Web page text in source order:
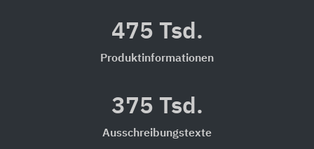
475 Tsd.
Produktinformationen
375 Tsd.
Ausschreibungstexte